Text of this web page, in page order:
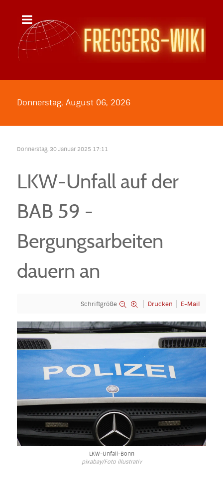
Donnerstag, August 06, 2026
Donnerstag, 30 Januar 2025 17:11
LKW-Unfall auf der
BAB 59 -
Bergungsarbeiten
dauern an
Schriftgröße Drucken E-Mail
LKW-Unfall-Bonn
pixabay/Foto illustrativ